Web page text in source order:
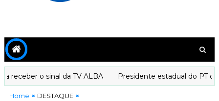
o sinal da TV ALBA Presidente estadual do PT
Home
DESTAQUE